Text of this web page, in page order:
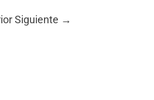
Siguiente →